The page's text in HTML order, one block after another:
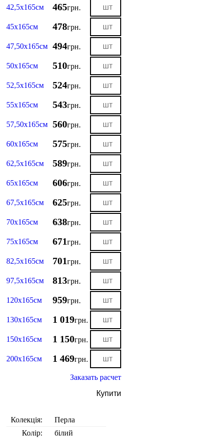
42,5х165см 465грн.
45х165см 478грн.
47,50х165см 494грн.
50х165см 510грн.
52,5х165см 524грн.
55х165см 543грн.
57,50х165см 560грн.
60х165см 575грн.
62,5х165см 589грн.
65х165см 606грн.
67,5х165см 625грн.
70х165см 638грн.
75х165см 671грн.
82,5х165см 701грн.
97,5х165см 813грн.
120х165см 959грн.
130х165см 1 019грн.
150х165см 1 150грн.
200х165см 1 469грн.
Заказать расчет
Купити
Колекція:
Перла
Колір:
білий